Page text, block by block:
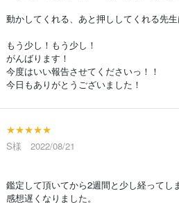
動かしてくれる、あと押ししてくれる先
もう少し！もう少し！
がんばります！
今度はいい報告させてくださいっ！！
今日もありがとうございました！
★★★★★
S様 2022/08/21
鑑定して頂いてから2週間と少し経ってし
感想遅くなりました。